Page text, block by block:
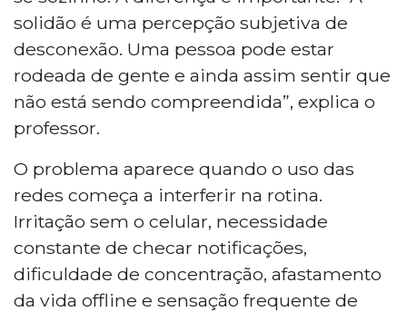
solidão é uma percepção subjetiva de
desconexão. Uma pessoa pode estar
rodeada de gente e ainda assim sentir que
não está sendo compreendida”, explica o
professor.
O problema aparece quando o uso das
redes começa a interferir na rotina.
Irritação sem o celular, necessidade
constante de checar notificações,
dificuldade de concentração, afastamento
da vida offline e sensação frequente de